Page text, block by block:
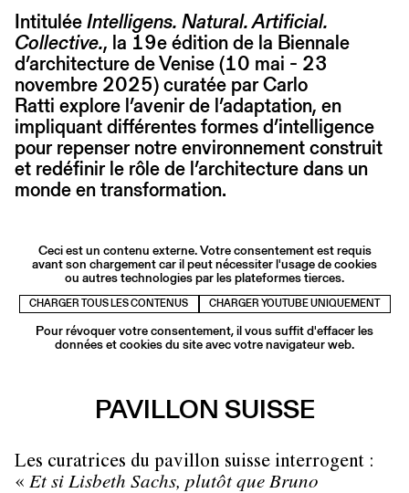
IntituléeIntelligens. Natural. Artificial.
Collective., la 19e édition de la Biennale
d’architecture de Venise (10 mai - 23
novembre 2025) curatée par Carlo
Ratti explore l’avenir de l’adaptation, en
impliquant différentes formes d’intelligence
pour repenser notre environnement construit
et redéfinir le rôle de l’architecture dans un
monde en transformation.
Ceci est un contenu externe. Votre consentement est requis
avant son chargement car il peut nécessiter l'usage de cookies
ou autres technologies par les plateformes tierces.
CHARGER TOUS LES CONTENUS CHARGER YOUTUBE UNIQUEMENT
Pour révoquer votre consentement, il vous suffit d'effacer les
données et cookies du site avec votre navigateur web.
PAVILLON SUISSE
Les curatrices du pavillon suisse interrogent :
« Et si Lisbeth Sachs, plutôt que Bruno